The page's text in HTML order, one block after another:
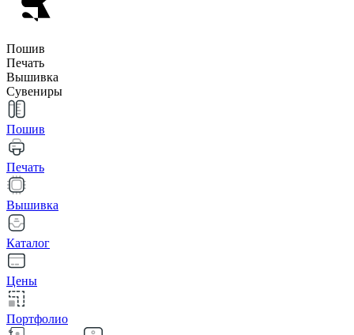
Пошив
Печать
Вышивка
Сувениры
Пошив
Печать
Вышивка
Каталог
Цены
Портфолио